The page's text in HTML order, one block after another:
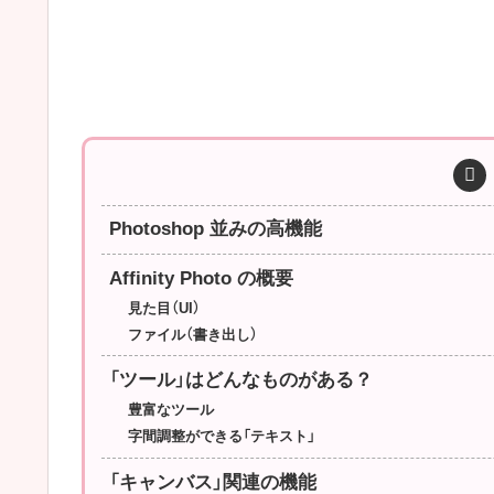
Photoshop 並みの高機能
Affinity Photo の概要
見た目（UI）
ファイル（書き出し）
「ツール」はどんなものがある？
豊富なツール
字間調整ができる「テキスト」
「キャンバス」関連の機能